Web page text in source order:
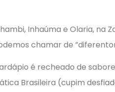
Inhaúma e Olaria, na
chamar de
é recheado de
Brasileira (cupim